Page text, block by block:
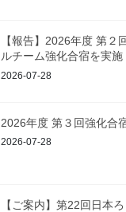
【報告】2026年度 第２
ルチーム強化合宿を実施
2026-07-28
2026年度 第３回強化合
2026-07-28
【ご案内】第22回日本